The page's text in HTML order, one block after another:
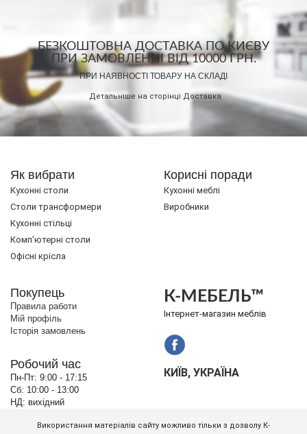
БЕЗКОШТОВНА ДОСТАВКА ПО КИЄВУ
ПРИ ЗАМОВЛЕННІ ВІД 10000 ГРН.
ПРИ НАЯВНОСТІ ТОВАРУ НА СКЛАДІ
Детальніше на сторінці Доставка
Як вибрати
Кухонні столи
Cтоли трансформери
Кухонні стільці
Комп'ютерні столи
Офісні крісла
Корисні поради
Кухонні меблі
Виробники
Використання матеріалів сайту можливо тільки з дозволу К-
Покупець
Правила работи
Мій профіль
Історія замовлень
Робочий час
Пн-Пт: 9:00 - 17:15
Сб: 10:00 - 13:00
НД: вихідний
К-МЕБЕЛЬ™
Інтернет-магазин меблів
КИЇВ, УКРАЇНА